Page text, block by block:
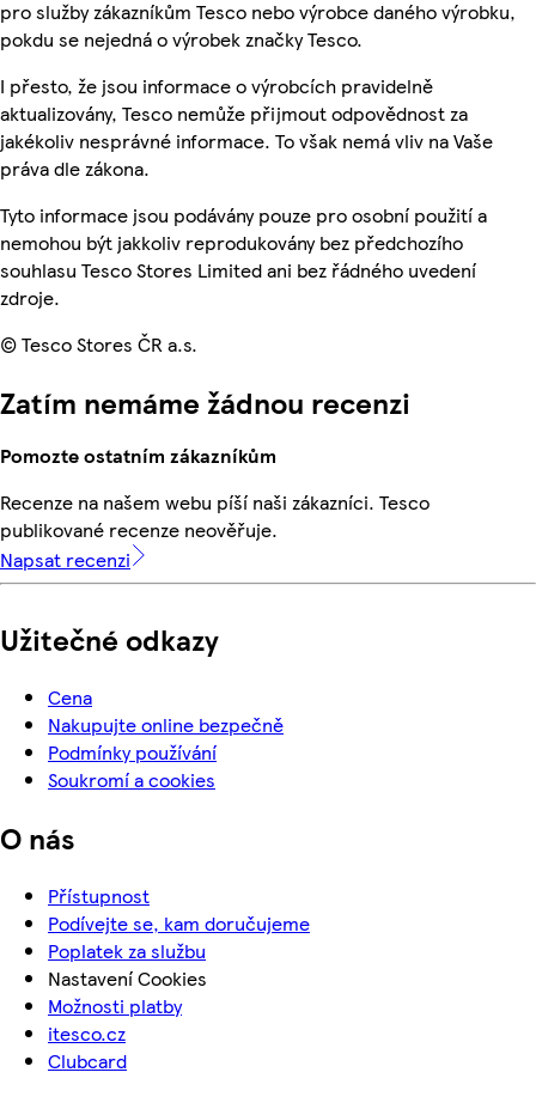
pro služby zákazníkům Tesco nebo výrobce daného výrobku,
pokdu se nejedná o výrobek značky Tesco.
I přesto, že jsou informace o výrobcích pravidelně
aktualizovány, Tesco nemůže přijmout odpovědnost za
jakékoliv nesprávné informace. To však nemá vliv na Vaše
práva dle zákona.
Tyto informace jsou podávány pouze pro osobní použití a
nemohou být jakkoliv reprodukovány bez předchozího
souhlasu Tesco Stores Limited ani bez řádného uvedení
zdroje.
© Tesco Stores ČR a.s.
Zatím nemáme žádnou recenzi
Pomozte ostatním zákazníkům
Recenze na našem webu píší naši zákazníci. Tesco
publikované recenze neověřuje.
Napsat recenzi
Užitečné odkazy
Cena
Nakupujte online bezpečně
Podmínky používání
Soukromí a cookies
O nás
Přístupnost
Podívejte se, kam doručujeme
Poplatek za službu
Nastavení Cookies
Možnosti platby
itesco.cz
Clubcard